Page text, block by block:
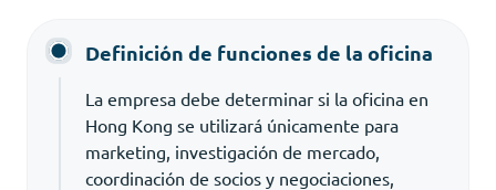
Definición de funciones de la oficina
La empresa debe determinar si la oficina en
Hong Kong se utilizará únicamente para
marketing, investigación de mercado,
coordinación de socios y negociaciones,